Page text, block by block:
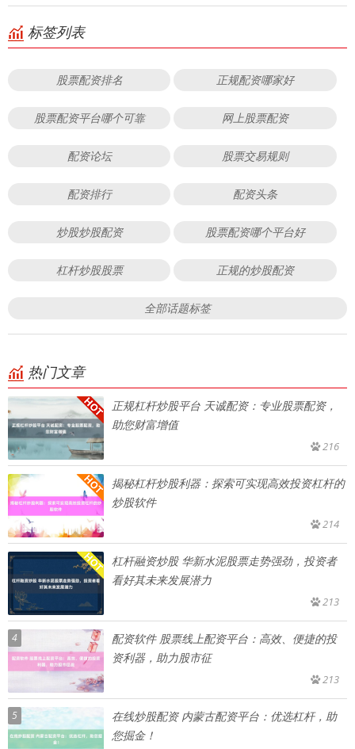
标签列表
股票配资排名 正规配资哪家好
股票配资平台哪个可靠 网上股票配资
配资论坛 股票交易规则
配资排行 配资头条
炒股炒股配资 股票配资哪个平台好
杠杆炒股股票 正规的炒股配资
全部话题标签
热门文章
正规杠杆炒股平台 天诚配资：专业股票配资，
助您财富增值
216
揭秘杠杆炒股利器：探索可实现高效投资杠杆的
炒股软件
214
杠杆融资炒股 华新水泥股票走势强劲，投资者
看好其未来发展潜力
213
4
配资软件 股票线上配资平台：高效、便捷的投
资利器，助力股市征
213
5
在线炒股配资 内蒙古配资平台：优选杠杆，助
您掘金！